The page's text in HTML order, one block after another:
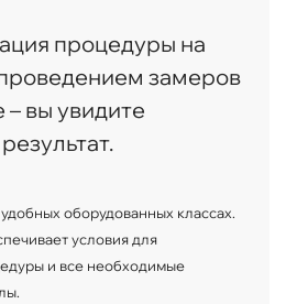
процедуры на
замеров
– вы увидите
оборудованных классах.
условия для
и все необходимые